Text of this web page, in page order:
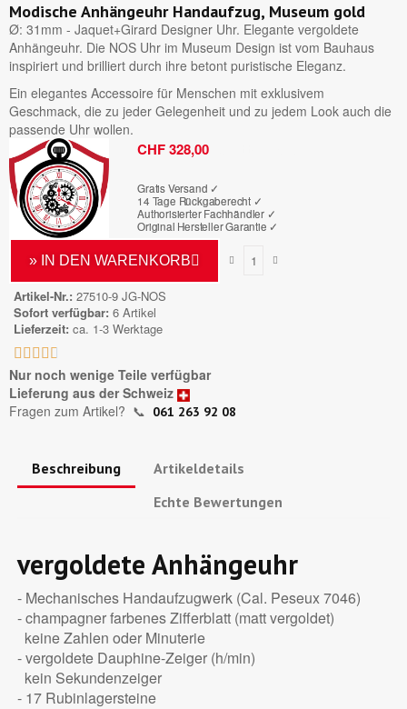
Modische Anhängeuhr Handaufzug, Museum gold
Ø: 31mm - Jaquet+Girard Designer Uhr. Elegante vergoldete
Anhängeuhr. Die NOS Uhr im Museum Design ist vom Bauhaus
inspiriert und brilliert durch ihre betont puristische Eleganz.
Ein elegantes Accessoire für Menschen mit exklusivem
Geschmack, die zu jeder Gelegenheit und zu jedem Look auch die
passende Uhr wollen.
CHF 328,00
Gratis Versand ✓
14 Tage Rückgaberecht ✓
Authorisierter Fachhändler ✓
Original Hersteller Garantie ✓
» IN DEN WARENKORB
Artikel-Nr. 27510-9 JG-NOS
Sofort verfügbar 6 Artikel
Lieferzeit ca. 1-3 Werktage
    
Nur noch wenige Teile verfügbar
Lieferung aus der Schweiz
Fragen zum Artikel? 📞 061 263 92 08
Beschreibung
Artikeldetails
Echte Bewertungen
vergoldete Anhängeuhr
- Mechanisches Handaufzugwerk (Cal. Peseux 7046)
- champagner farbenes Zifferblatt (matt vergoldet)
keine Zahlen oder Minuterie
- vergoldete Dauphine-Zeiger (h/min)
kein Sekundenzeiger
- 17 Rubinlagersteine